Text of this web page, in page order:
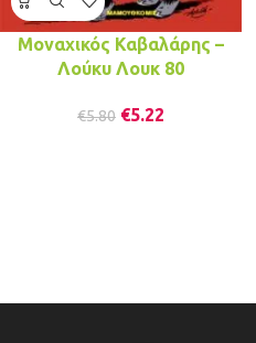
Μοναχικός Καβαλάρης –
Λούκυ Λουκ 80
€5.80 €5.22